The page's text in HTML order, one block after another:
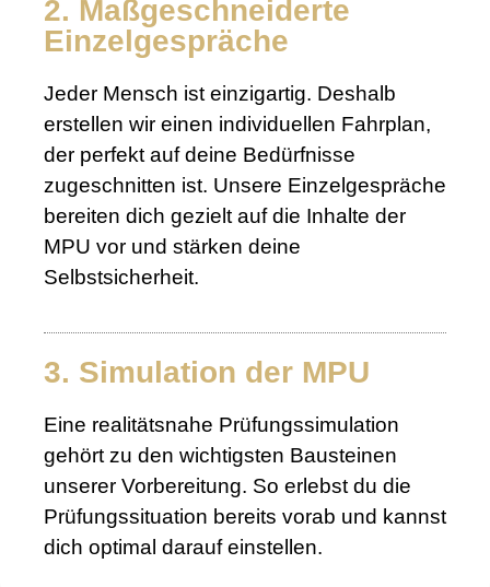
2. Maßgeschneiderte
Einzelgespräche
Jeder Mensch ist einzigartig. Deshalb
erstellen wir einen individuellen Fahrplan,
der perfekt auf deine Bedürfnisse
zugeschnitten ist. Unsere Einzelgespräche
bereiten dich gezielt auf die Inhalte der
MPU vor und stärken deine
Selbstsicherheit.
3. Simulation der MPU
Eine realitätsnahe Prüfungssimulation
gehört zu den wichtigsten Bausteinen
unserer Vorbereitung. So erlebst du die
Prüfungssituation bereits vorab und kannst
dich optimal darauf einstellen.